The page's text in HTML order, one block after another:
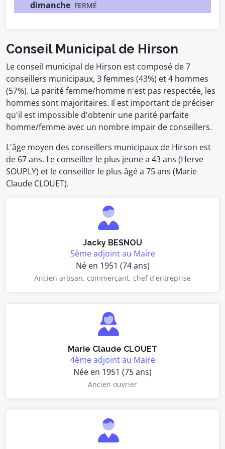
dimanche FERMÉ
Conseil Municipal de Hirson
Le conseil municipal de Hirson est composé de 7
conseillers municipaux, 3 femmes (43%) et 4 hommes
(57%). La parité femme/homme n'est pas respectée, les
hommes sont majoritaires. Il est important de préciser
qu'il est impossible d'obtenir une parité parfaite
homme/femme avec un nombre impair de conseillers.
L'âge moyen des conseillers municipaux de Hirson est
de 67 ans. Le conseiller le plus jeune a 43 ans (Herve
SOUPLY) et le conseiller le plus âgé a 75 ans (Marie
Claude CLOUET).
Jacky BESNOU
5ème adjoint au Maire
Né en 1951 (74 ans)
Ancien artisan, commerçant, chef d'entreprise
Marie Claude CLOUET
4ème adjoint au Maire
Née en 1951 (75 ans)
Ancien ouvrier